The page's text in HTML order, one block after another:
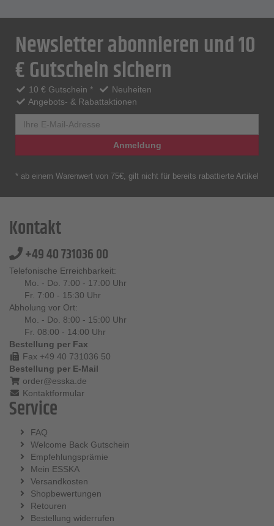
Newsletter abonnieren und 10
€ Gutschein sichern
10 € Gutschein *
Neuheiten
Angebots- & Rabattaktionen
Anmeldung
* ab einem Warenwert von 75€, gilt nicht für bereits rabattierte Artikel
Kontakt
+49 40 731036 00
Telefonische Erreichbarkeit:
Mo. - Do. 7:00 - 17:00 Uhr
Fr. 7:00 - 15:30 Uhr
Abholung vor Ort:
Mo. - Do. 8:00 - 15:00 Uhr
Fr. 08:00 - 14:00 Uhr
Bestellung per Fax
Fax +49 40 731036 50
Bestellung per E-Mail
order@esska.de
Kontaktformular
Service
FAQ
Welcome Back Gutschein
Empfehlungsprämie
Mein ESSKA
Versandkosten
Shopbewertungen
Retouren
Bestellung widerrufen